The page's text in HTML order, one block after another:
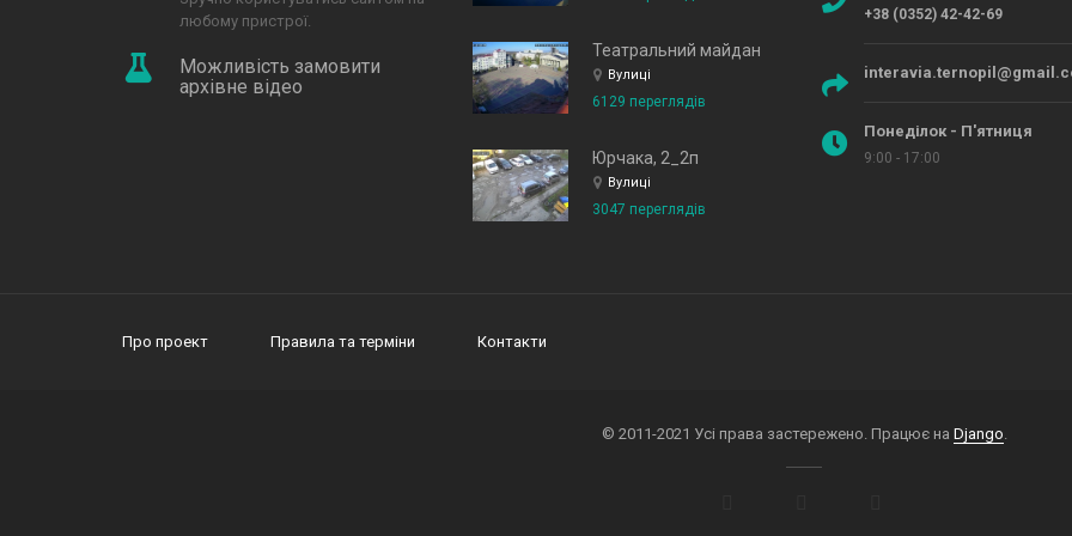
любому пристрої.
Можливість замовити
архівне відео
Театральний майдан
Вулиці
6129 переглядів
Юрчака, 2_2п
Вулиці
3047 переглядів
+38 (0352) 42-42-69
Понеділок - П'ятниця
9:00 - 17:00
Про проект Правила та терміни Контакти
© 2011-2021 Усі права застережено. Працює на Django.